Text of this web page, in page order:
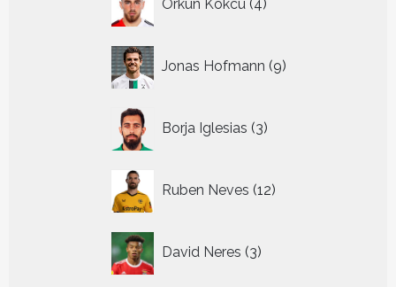
Orkun Kokcu 4
producten
Jonas Hofmann 9
producten
Borja Iglesias 3
producten
Ruben Neves 12
producten
David Neres 3
producten